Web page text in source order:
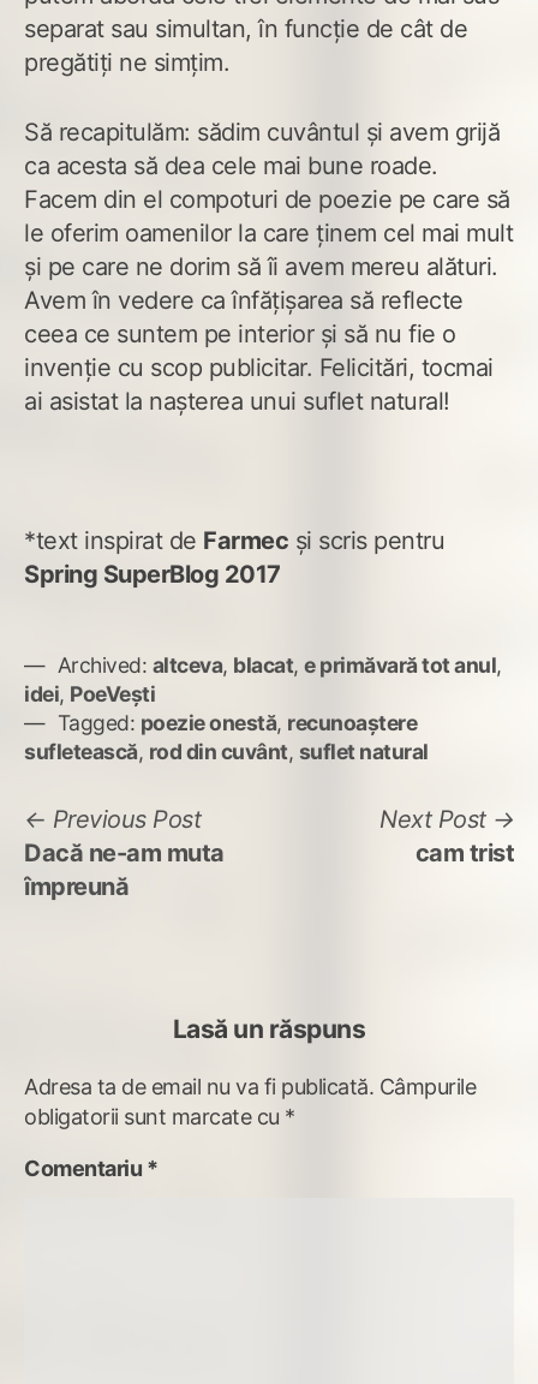
separat sau simultan, în funcție de cât de
pregătiți ne simțim.
Să recapitulăm: sădim cuvântul și avem grijă
ca acesta să dea cele mai bune roade.
Facem din el compoturi de poezie pe care să
le oferim oamenilor la care ținem cel mai mult
și pe care ne dorim să îi avem mereu alături.
Avem în vedere ca înfățișarea să reflecte
ceea ce suntem pe interior și să nu fie o
invenție cu scop publicitar. Felicitări, tocmai
ai asistat la nașterea unui suflet natural!
*text inspirat de Farmec și scris pentru
Spring SuperBlog 2017
Archived: altceva, blacat, e primăvară tot anul,
idei, PoeVești
Tagged: poezie onestă, recunoaștere
sufletească, rod din cuvânt, suflet natural
Navigare
în
Previous PostPrevious
post:
Dacă ne-am muta
împreună
Next Post
cam trist
Lasă un răspuns
Adresa ta de email nu va fi publicată. Câmpurile
obligatorii sunt marcate cu *
Comentariu *